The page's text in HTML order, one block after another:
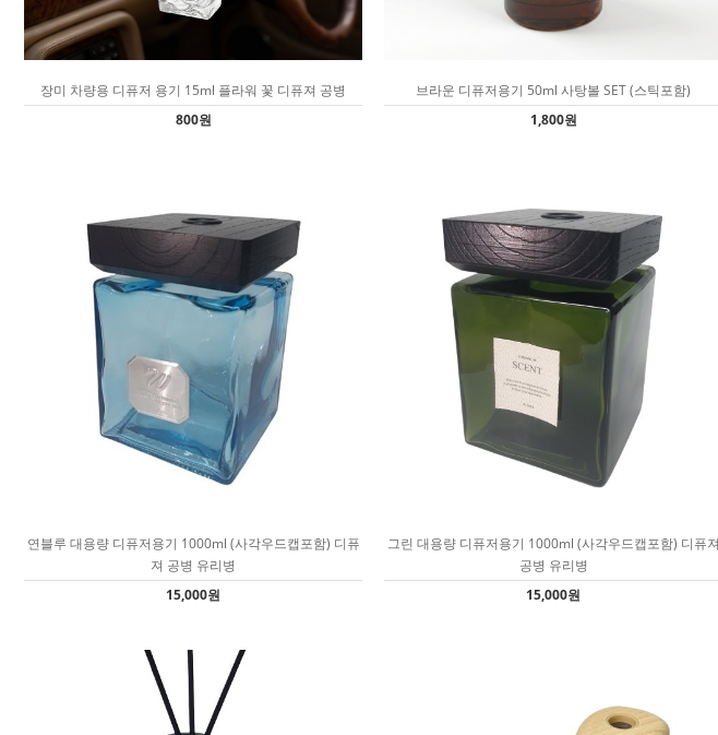
장미 차량용 디퓨저 용기 15ml 플라워 꽃 디퓨져 공병
800원
브라운 디퓨저용기 50ml 사탕볼 SET (스틱포함)
1,800원
연블루 대용량 디퓨저용기 1000ml (사각우드캡포함) 디퓨
져 공병 유리병
15,000원
그린 대용량 디퓨저용기 1000ml (사각우드캡포함) 디퓨져
공병 유리병
15,000원